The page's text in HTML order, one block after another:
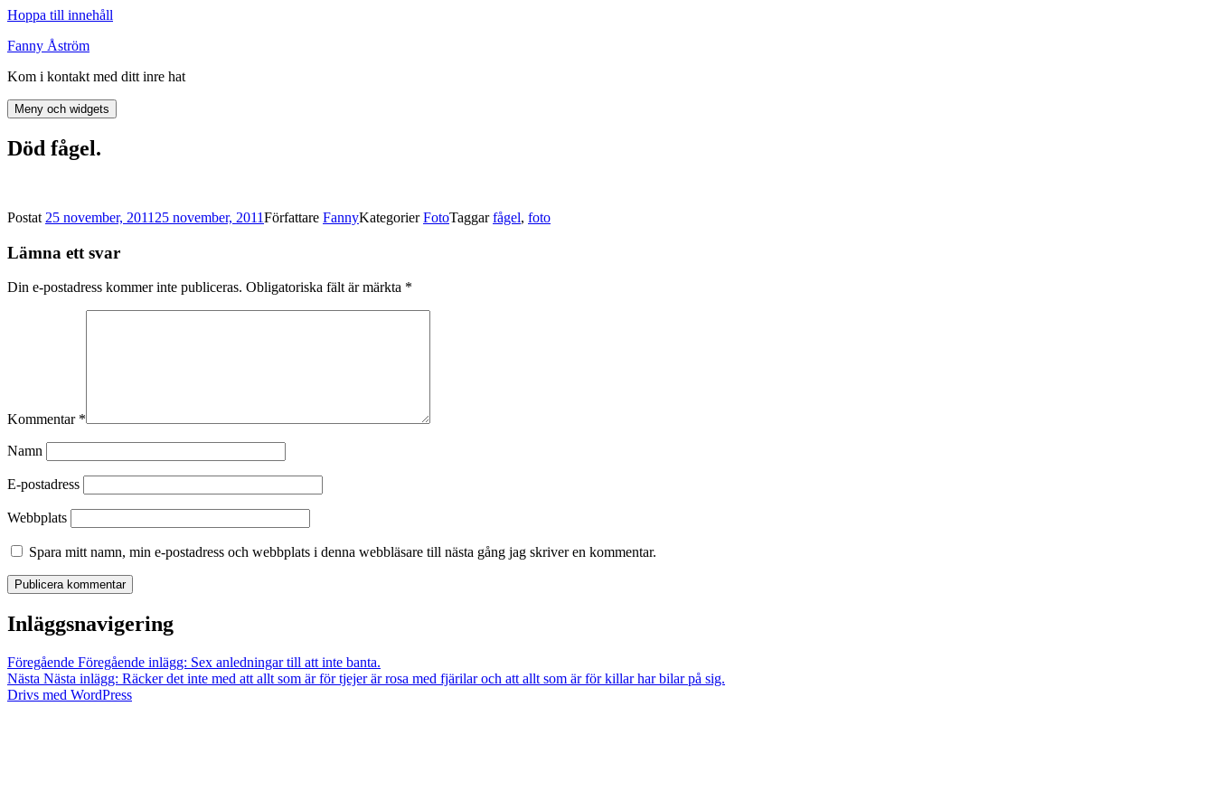
Hoppa till innehåll
Fanny Åström
Kom i kontakt med ditt inre hat
Meny och widgets
Död fågel.
Postat 25 november, 2011 25 november, 2011Författare FannyKategorierFotoTaggarfågel, foto
Lämna ett svar
Din e-postadress kommer inte publiceras. Obligatoriska fält är märkta *
Kommentar *
Namn
E-postadress
Webbplats
Spara mitt namn, min e-postadress och webbplats i denna webbläsare till nästa gång jag skriver en kommentar.
Inläggsnavigering
Föregående Föregående inlägg: Sex anledningar till att inte banta.
Nästa Nästa inlägg: Räcker det inte med att allt som är för tjejer är rosa med fjärilar och att allt som är för killar har bilar på sig.
Drivs med WordPress